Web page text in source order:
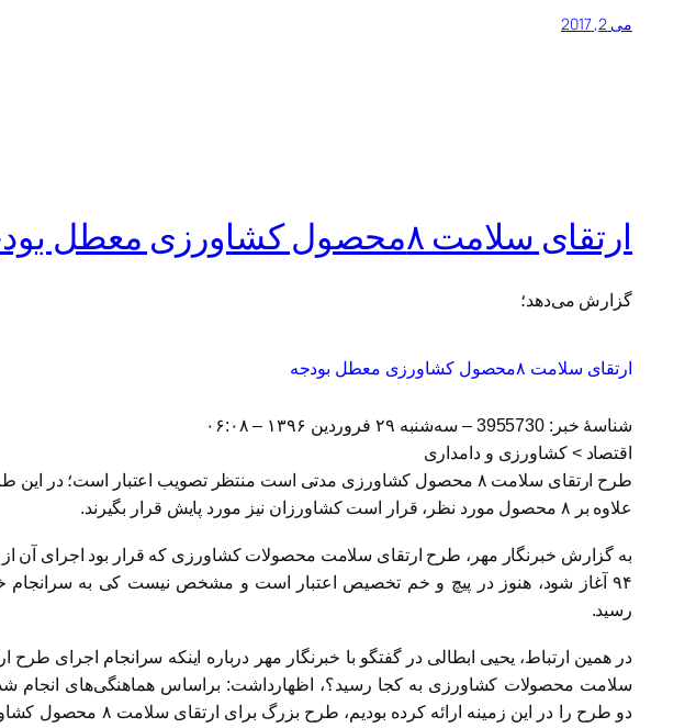
می 2, 2017
ارتقای سلامت ۸محصول کشاورزی معطل بودجه
گزارش می‌دهد؛
ارتقای سلامت ۸محصول کشاورزی معطل بودجه
شناسهٔ خبر: 3955730 –
سه‌شنبه ۲۹ فروردین ۱۳۹۶ – ۰۶:۰۸
اقتصاد > کشاورزی و دامداری
طرح ارتقای سلامت ۸ محصول کشاورزی مدتی است منتظر تصویب اعتبار است؛ در این
علاوه بر ۸ محصول مورد نظر، قرار است کشاورزان نیز مورد پایش قرار بگیرند.
به گزارش خبرنگار مهر، طرح ارتقای سلامت محصولات کشاورزی که قرار بود اجرای آن
۹۴ آغاز شود، هنوز در پیچ و خم تخصیص اعتبار است و مشخص نیست کی به سرانجام
رسید.
در همین ارتباط، یحیی ابطالی در گفتگو با خبرنگار مهر درباره اینکه سرانجام اجرای طرح
سلامت محصولات کشاورزی به کجا رسید؟، اظهارداشت: براساس هماهنگی‌های انجام
دو طرح را در این زمینه ارائه کرده بودیم، طرح بزرگ برای